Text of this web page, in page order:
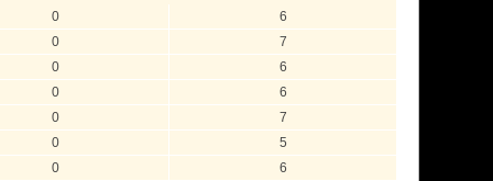
0
6
0
7
0
6
0
6
0
7
0
5
0
6